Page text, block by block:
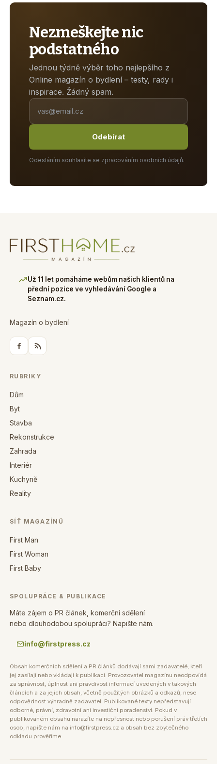
Nezmeškejte nic
podstatného
Jednou týdně výběr toho nejlepšího z
Online magazín o bydlení – testy, rady i
inspirace. Žádný spam.
Odebírat
Odesláním souhlasíte se zpracováním osobních údajů.
Už 11 let pomáháme webům našich klientů na
přední pozice ve vyhledávání Google a
Seznam.cz.
Magazín o bydlení
RUBRIKY
Dům
Byt
Stavba
Rekonstrukce
Zahrada
Interiér
Kuchyně
Reality
SÍŤ MAGAZÍNŮ
First Man
First Woman
First Baby
SPOLUPRÁCE & PUBLIKACE
Máte zájem o PR článek, komerční sdělení
nebo dlouhodobou spolupráci? Napište nám.
info@firstpress.cz
Obsah komerčních sdělení a PR článků dodávají sami zadavatelé, kteří
jej zasílají nebo vkládají k publikaci. Provozovatel magazínu neodpovídá
za správnost, úplnost ani pravdivost informací uvedených v takových
článcích a za jejich obsah, včetně použitých obrázků a odkazů, nese
odpovědnost výhradně zadavatel. Publikované texty nepředstavují
odborné, právní, zdravotní ani investiční poradenství. Pokud v
publikovaném obsahu narazíte na nepřesnost nebo porušení práv třetích
osob, napište nám na info@firstpress.cz a obsah bez zbytečného
odkladu prověříme.